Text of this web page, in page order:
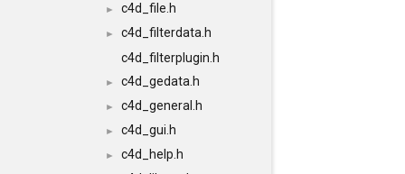
► c4d_file.h
►
c4d_filterdata.h
c4d_filterplugin.h
► c4d_gedata.h
► c4d_general.h
► c4d_gui.h
►
c4d_help.h